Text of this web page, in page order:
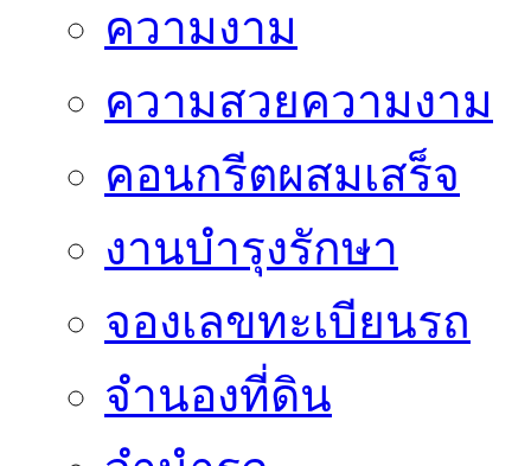
ความงาม
ความสวยความงาม
คอนกรีตผสมเสร็จ
งานบำรุงรักษา
จองเลขทะเบียนรถ
จำนองที่ดิน